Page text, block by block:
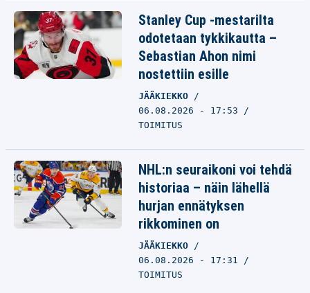
Stanley Cup -mestarilta
odotetaan tykkikautta –
Sebastian Ahon nimi
nostettiin esille
JÄÄKIEKKO
06.08.2026 - 17:53
TOIMITUS
NHL:n seuraikoni voi tehdä
historiaa – näin lähellä
hurjan ennätyksen
rikkominen on
JÄÄKIEKKO
06.08.2026 - 17:31
TOIMITUS